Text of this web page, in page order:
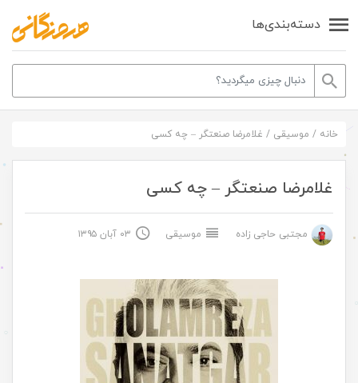
دسته‌بندی‌ها
خانه / موسیقی / غلامرضا صنعتگر – چه کسی
غلامرضا صنعتگر – چه کسی
مجتبی حاجی زاده موسیقی ۰۳ آبان ۱۳۹۵